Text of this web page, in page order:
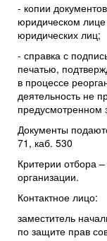
- копии
юридическом
юридических лиц;
- справка с
печатью,
в процессе
деятельность не
предусмотренном
Документы
71, каб. 530
Критерии отбора
организации.
Контактное лицо:
заместитель
по защите прав